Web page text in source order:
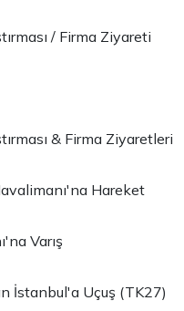
/ Firma Ziyareti
& Firma Ziyaretleri
Hareket
Varış
İstanbul'a Uçuş (TK27)